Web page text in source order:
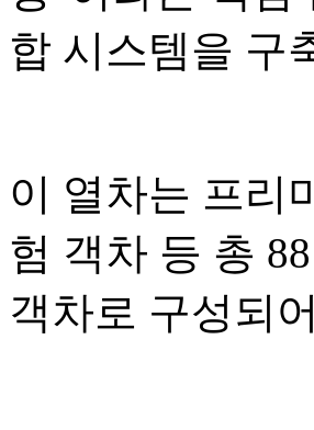
합 시스템을 구
이 열차는 프리
험 객차 등 총
객차로 구성되